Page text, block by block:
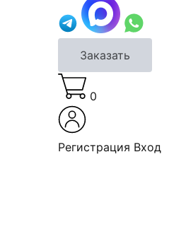
Заказать
0
Регистрация Вход